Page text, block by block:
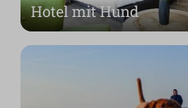
Hotel mit Hund